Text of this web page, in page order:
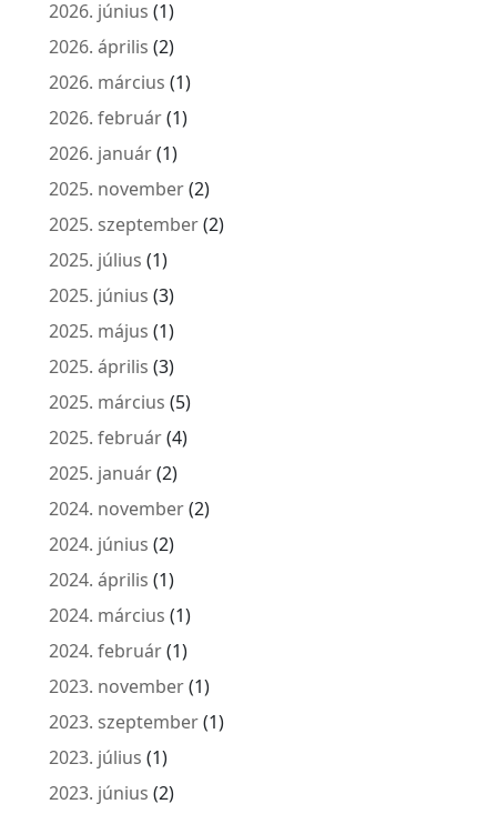
2026. június (1)
2026. április (2)
2026. március (1)
2026. február(1)
2026. január(1)
2025. november(2)
2025. szeptember(2)
2025. július (1)
2025. június (3)
2025. május (1)
2025. április (3)
2025. március (5)
2025. február(4)
2025. január(2)
2024. november(2)
2024. június (2)
2024. április (1)
2024. március (1)
2024. február(1)
2023. november(1)
2023. szeptember(1)
2023. július (1)
2023. június (2)